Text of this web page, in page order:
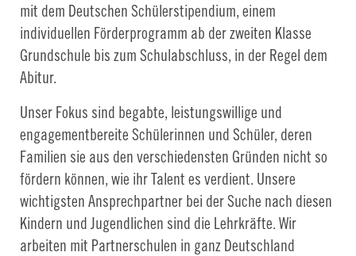
mit dem Deutschen Schülerstipendium, einem
individuellen Förderprogramm ab der zweiten Klasse
Grundschule bis zum Schulabschluss, in der Regel dem
Abitur.
Unser Fokus sind begabte, leistungswillige und
engagementbereite Schülerinnen und Schüler, deren
Familien sie aus den verschiedensten Gründen nicht so
fördern können, wie ihr Talent es verdient. Unsere
wichtigsten Ansprechpartner bei der Suche nach diesen
Kindern und Jugendlichen sind die Lehrkräfte. Wir
arbeiten mit Partnerschulen in ganz Deutschland